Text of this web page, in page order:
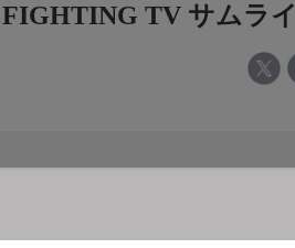
FIGHTING TV サムライ